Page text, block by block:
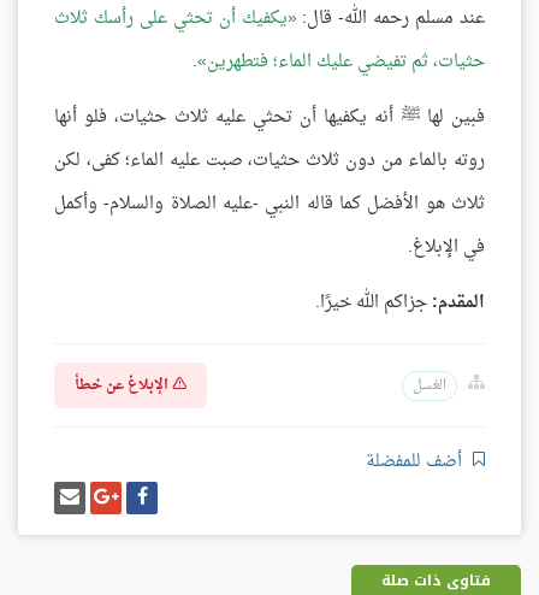
عند مسلم رحمه الله- قال: يكفيك أن تحثي على رأسك ثلاث
حثيات، ثم تفيضي عليك الماء؛ فتطهرين .
فبين لها ﷺ أنه يكفيها أن تحثي عليه ثلاث حثيات، فلو أنها
روته بالماء من دون ثلاث حثيات، صبت عليه الماء؛ كفى، لكن
ثلاث هو الأفضل كما قاله النبي -عليه الصلاة والسلام- وأكمل
في الإبلاغ.
المقدم:جزاكم الله خيرًا.
الغسل الإبلاغ عن خطأ
أضف للمفضلة
شارك
على
فيسبوك
شارك
على
غوغل
بلس
إرسل
إيميل
فتاوى ذات صلة